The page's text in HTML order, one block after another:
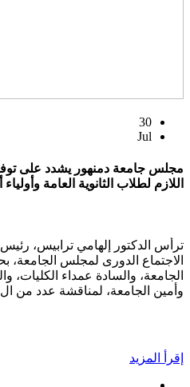
30
Jul
مجلس جامعة دمنهور يشدد على
اللازم لطلاب الثانوية العامة
ترأس الدكتور إلهامي ترابيس،
الاجتماع الدورى لمجلس الجامعة،
الجامعة، والسادة عمداء الكليات،
وأمين الجامعة، لمناقشة عدد من ال
إقرأ المزيد